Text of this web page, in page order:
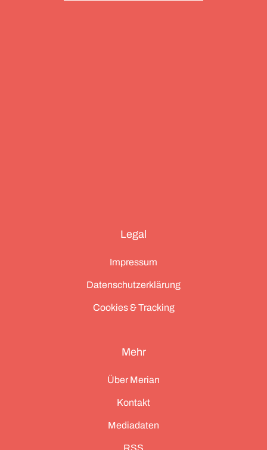
Legal
Impressum
Datenschutzerklärung
Cookies & Tracking
Mehr
Über Merian
Kontakt
Mediadaten